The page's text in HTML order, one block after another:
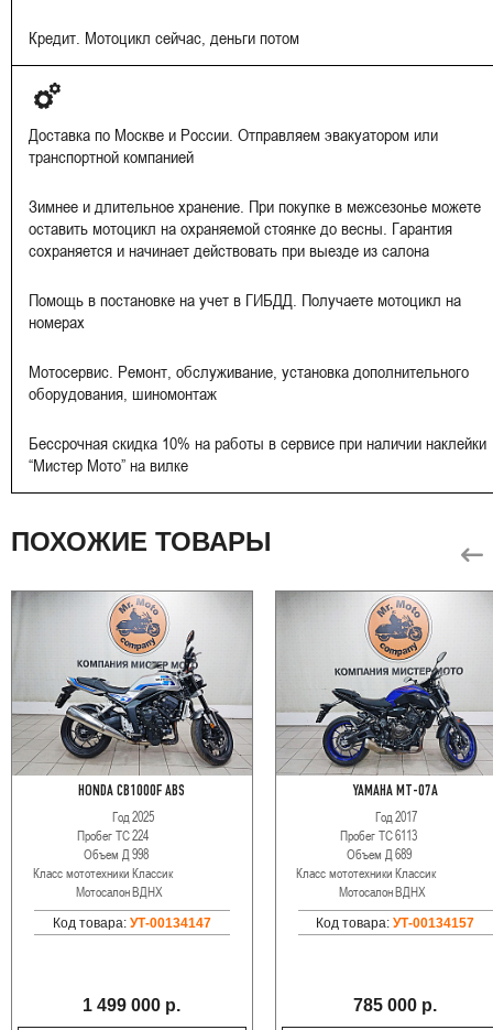
Кредит. Мотоцикл сейчас, деньги потом
Доставка по Москве и России. Отправляем эвакуатором или
транспортной компанией
Зимнее и длительное хранение. При покупке в межсезонье можете
оставить мотоцикл на охраняемой стоянке до весны. Гарантия
сохраняется и начинает действовать при выезде из салона
Помощь в постановке на учет в ГИБДД. Получаете мотоцикл на
номерах
Мотосервис. Ремонт, обслуживание, установка дополнительного
оборудования, шиномонтаж
Бессрочная скидка 10% на работы в сервисе при наличии наклейки
“Мистер Мото” на вилке
ПОХОЖИЕ ТОВАРЫ
HONDA CB1000F ABS
Год2025
Пробег ТС224
Объем Д998
Класс мототехникиКлассик
МотосалонВДНХ
Код товара: УТ-00134147
1 499 000 р.
YAMAHA MT-07A
Год 2017
Пробег ТС6113
Объем Д 689
Класс мототехники Классик
МотосалонВДНХ
Код товара:УТ-00134157
785 000 р.